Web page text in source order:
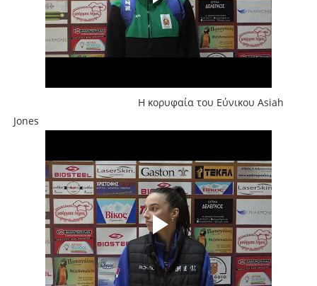
Η κορυφαία του Εύνικου Asiah
Jones